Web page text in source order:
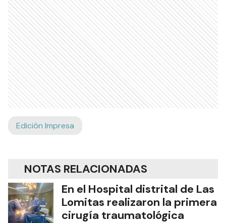
Edición Impresa
NOTAS RELACIONADAS
En el Hospital distrital de Las
Lomitas realizaron la primera
cirugía traumatológica